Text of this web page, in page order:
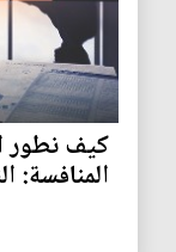
كيف نطور
المنافسة: